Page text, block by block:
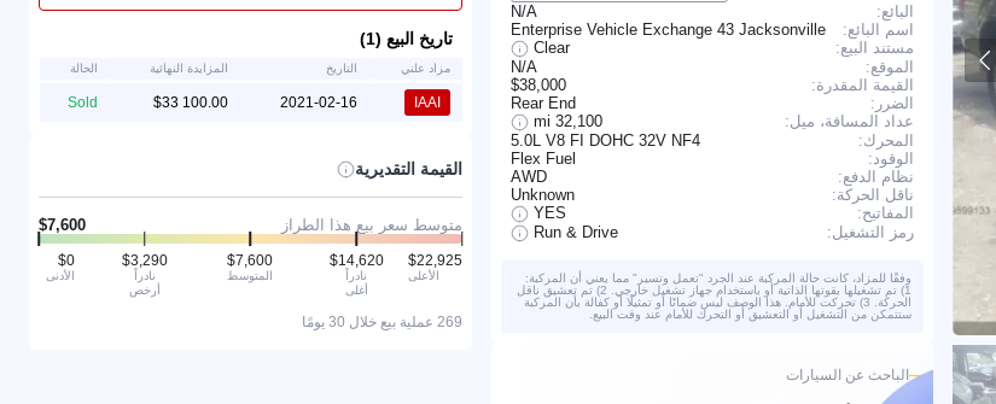
البائع:
N/A
اسم البائع:
Enterprise Vehicle Exchange 43 Jacksonville
مستند البيع:
Clear
الموقع:
N/A
القيمة المقدرة:
$38,000
الضرر:
Rear End
عداد المسافة، ميل:
32,100 mi
المحرك:
5.0L V8 FI DOHC 32V NF4
الوقود:
Flex Fuel
نظام الدفع:
AWD
ناقل الحركة:
Unknown
المفاتيح:
YES
رمز التشغيل:
Run & Drive
وفقًا للمزاد، كانت حالة المركبة عند الجرد "تعمل وتسير" مما يعني أن المركبة:
1) تم تشغيلها بقوتها الذاتية أو باستخدام جهاز تشغيل خارجي. 2) تم تعشيق ناقل
الحركة. 3) تحركت للأمام. هذا الوصف ليس ضمانًا أو تمثيلًا أو كفالة بأن المركبة
ستتمكن من التشغيل أو التعشيق أو التحرك للأمام عند وقت البيع.
الباحث عن السيارات
تاريخ البيع (1)
مزاد علني التاريخ المزايدة النهائية الحالة
IAAI
2021-02-16
⁦$33 100.00⁩
Sold
القيمة التقديرية
متوسط سعر بيع هذا الطراز
الأدنى
⁦$3,290⁩
نادراً
أرخص
المتوسط
⁦$14,620⁩
نادراً
أغلى
⁦$22,925⁩
الأعلى
269 عملية بيع خلال 30 يومًا